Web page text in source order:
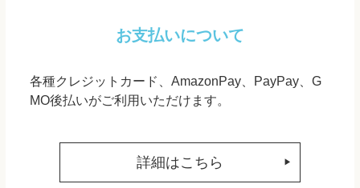
お支払いについて
各種クレジットカード、AmazonPay、PayPay、G
MO後払いがご利用いただけます。
詳細はこちら